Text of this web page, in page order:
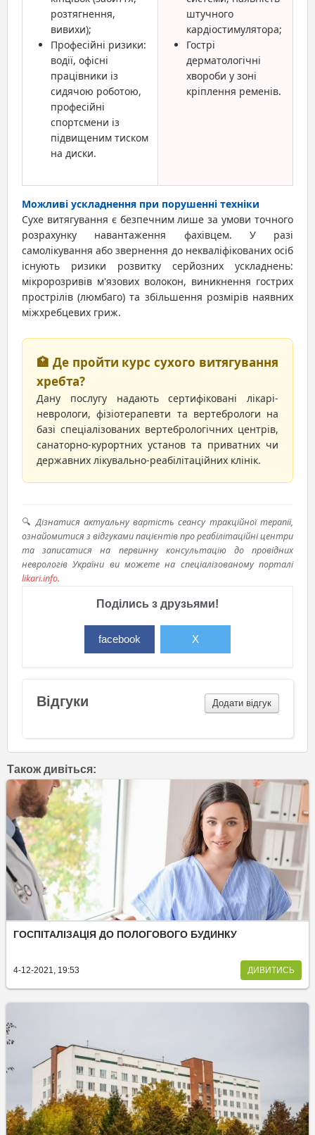
розтягнення,
вивихи);
Професійні ризики:
водії, офісні
працівники із
сидячою роботою,
професійні
спортсмени із
підвищеним тиском
на диски.
штучного
кардіостимулятора;
Гострі
дерматологічні
хвороби у зоні
кріплення ременів.
Можливі ускладнення при порушенні техніки
Сухе витягування є безпечним лише за умови точного
розрахунку навантаження фахівцем. У разі
самолікування або звернення до некваліфікованих осіб
існують ризики розвитку серйозних ускладнень:
мікророзривів м'язових волокон, виникнення гострих
прострілів (люмбаго) та збільшення розмірів наявних
міжхребцевих гриж.
🏥 Де пройти курс сухого витягування
хребта?
Дану послугу надають сертифіковані лікарі-
неврологи, фізіотерапевти та вертебрологи на
базі спеціалізованих вертебрологічних центрів,
санаторно-курортних установ та приватних чи
державних лікувально-реабілітаційних клінік.
🔍Дізнатися актуальну вартість сеансу тракційної терапії,
ознайомитися з відгуками пацієнтів про реабілітаційні центри
та записатися на первинну консультацію до провідних
неврологів України ви можете на спеціалізованому порталі
likari.info.
Поділись з друзьями!
facebook X
Відгуки Додати відгук
Також дивіться:
ГОСПІТАЛІЗАЦІЯ ДО ПОЛОГОВОГО БУДИНКУ
4-12-2021, 19:53 ДИВИТИСЬ